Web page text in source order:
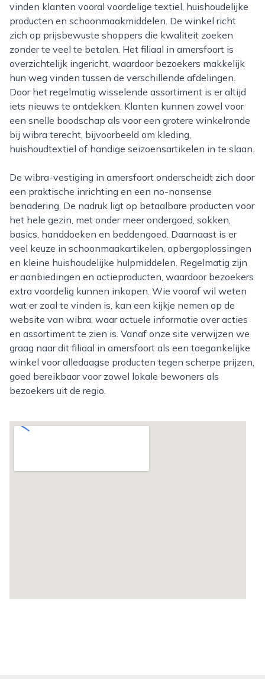
vinden klanten vooral voordelige textiel, huishoudelijke
producten en schoonmaakmiddelen. De winkel richt
zich op prijsbewuste shoppers die kwaliteit zoeken
zonder te veel te betalen. Het filiaal in amersfoort is
overzichtelijk ingericht, waardoor bezoekers makkelijk
hun weg vinden tussen de verschillende afdelingen.
Door het regelmatig wisselende assortiment is er altijd
iets nieuws te ontdekken. Klanten kunnen zowel voor
een snelle boodschap als voor een grotere winkelronde
bij wibra terecht, bijvoorbeeld om kleding,
huishoudtextiel of handige seizoensartikelen in te slaan.
De wibra-vestiging in amersfoort onderscheidt zich door
een praktische inrichting en een no-nonsense
benadering. De nadruk ligt op betaalbare producten voor
het hele gezin, met onder meer ondergoed, sokken,
basics, handdoeken en beddengoed. Daarnaast is er
veel keuze in schoonmaakartikelen, opbergoplossingen
en kleine huishoudelijke hulpmiddelen. Regelmatig zijn
er aanbiedingen en actieproducten, waardoor bezoekers
extra voordelig kunnen inkopen. Wie vooraf wil weten
wat er zoal te vinden is, kan een kijkje nemen op de
website van wibra, waar actuele informatie over acties
en assortiment te zien is. Vanaf onze site verwijzen we
graag naar dit filiaal in amersfoort als een toegankelijke
winkel voor alledaagse producten tegen scherpe prijzen,
goed bereikbaar voor zowel lokale bewoners als
bezoekers uit de regio.